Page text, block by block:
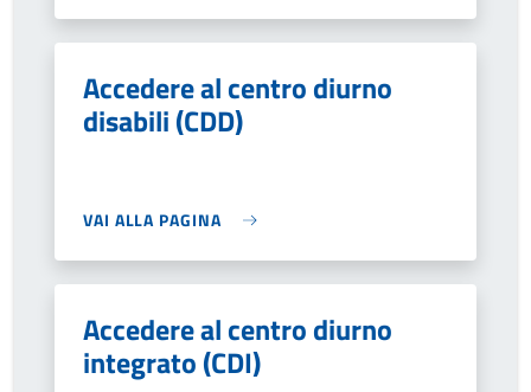
Accedere al centro diurno
disabili (CDD)
VAI ALLA PAGINA
Accedere al centro diurno
integrato (CDI)